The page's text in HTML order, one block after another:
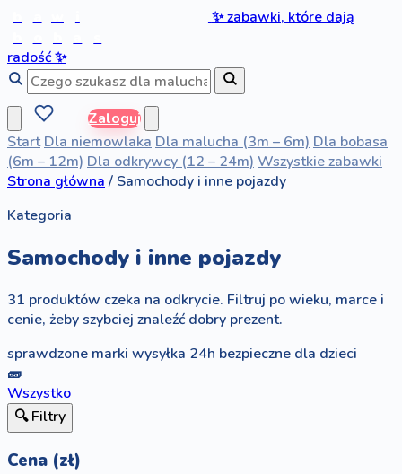
✨zabawki, które dają
radość✨
Zaloguj
Start Dla niemowlaka Dla malucha (3m – 6m) Dla bobasa
(6m – 12m) Dla odkrywcy (12 – 24m) Wszystkie zabawki
Strona główna / Samochody i inne pojazdy
Kategoria
Samochody i inne pojazdy
31 produktów czeka na odkrycie. Filtruj po wieku, marce i
cenie, żeby szybciej znaleźć dobry prezent.
sprawdzone marki wysyłka 24h bezpieczne dla dzieci
🧱
Wszystko
🔍 Filtry
Cena (zł)